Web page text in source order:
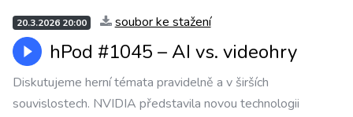
20.3.2026 20:00 soubor ke stažení
hPod #1045 – AI vs. videohry
Diskutujeme herní témata pravidelně a v širších
souvislostech. NVIDIA představila novou technologii